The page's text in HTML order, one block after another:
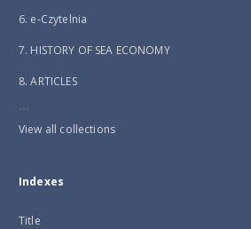
6. e-Czytelnia
7. HISTORY OF SEA ECONOMY
8. ARTICLES
...
View all collections
Indexes
Title